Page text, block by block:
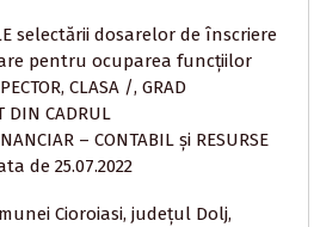
selectării dosarelor de înscriere
pentru ocuparea funcțiilor
CLASA /, GRAD
DIN CADRUL
– CONTABIL și RESURSE
de 25.07.2022
Cioroiasi, județul Dolj,